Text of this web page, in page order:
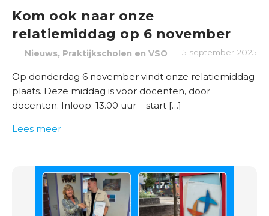
Kom ook naar onze
relatiemiddag op 6 november
Nieuws, Praktijkscholen en VSO 5 september 2025
Op donderdag 6 november vindt onze relatiemiddag
plaats. Deze middag is voor docenten, door
docenten. Inloop: 13.00 uur – start […]
Lees meer